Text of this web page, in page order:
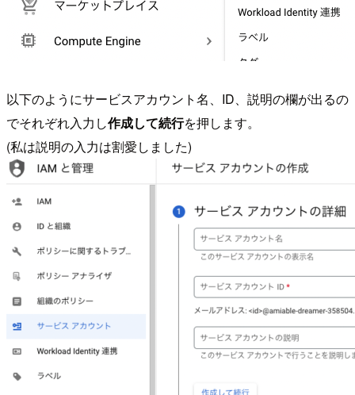
以下のようにサービスアカウント名、ID、説明の欄が出るの
でそれぞれ入力し作成して続行を押します。
(私は説明の入力は割愛しました)